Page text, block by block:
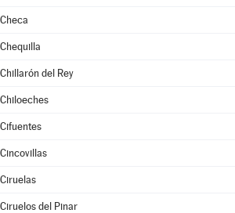
Checa
Chequilla
Chillarón del Rey
Chiloeches
Cifuentes
Cincovillas
Ciruelas
Ciruelos del Pinar